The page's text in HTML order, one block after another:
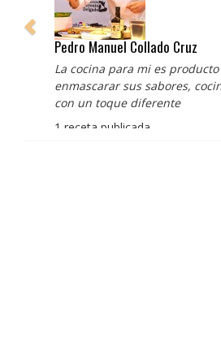
Pedro Manuel Collado Cruz
La cocina para mi es producto
enmascarar sus sabores, cocina
con un toque diferente
1 receta publicada